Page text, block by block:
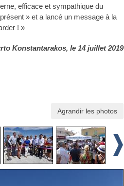
efficace et sympathique du
» et a lancé un message à la
! »
Konstantarakos, le 14 juillet 2019
Agrandir les photos